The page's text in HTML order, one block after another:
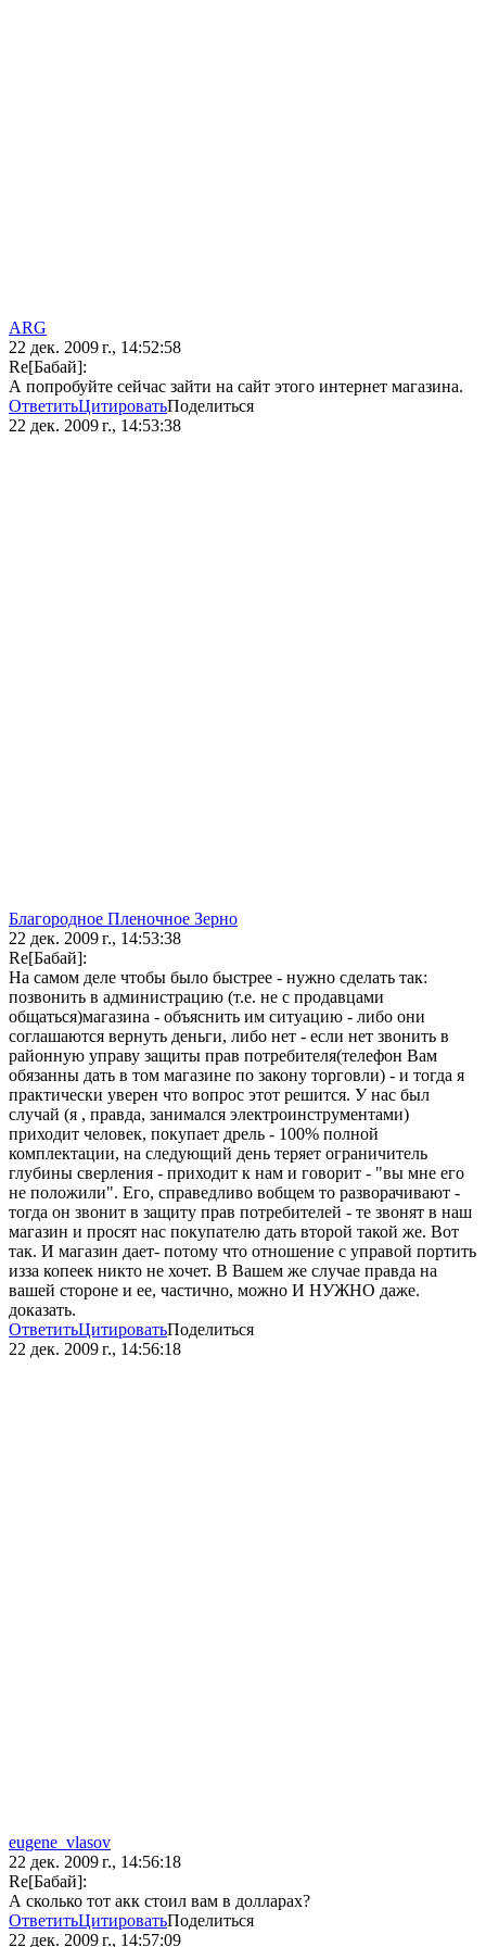
ARG
22 дек. 2009 г., 14:52:58
Re[Бaбай]:
А попробуйте сейчас зайти на сайт этого интернет магазина.
ОтветитьЦитироватьПоделиться
22 дек. 2009 г., 14:53:38
Благородное Пленочное Зерно
22 дек. 2009 г., 14:53:38
Re[Бaбай]:
На самом деле чтобы было быстрее - нужно сделать так:
позвонить в администрацию (т.е. не с продавцами
общаться)магазина - объяснить им ситуацию - либо они
соглашаются вернуть деньги, либо нет - если нет звонить в
районную управу защиты прав потребителя(телефон Вам
обязанны дать в том магазине по закону торговли) - и тогда я
практически уверен что вопрос этот решится. У нас был
случай (я , правда, занимался электроинструментами)
приходит человек, покупает дрель - 100% полной
комплектации, на следующий день теряет ограничитель
глубины сверления - приходит к нам и говорит - "вы мне его
не положили". Его, справедливо вобщем то разворачивают -
тогда он звонит в защиту прав потребителей - те звонят в наш
магазин и просят нас покупателю дать второй такой же. Вот
так. И магазин дает- потому что отношение с управой портить
изза копеек никто не хочет. В Вашем же случае правда на
вашей стороне и ее, частично, можно И НУЖНО даже.
доказать.
ОтветитьЦитироватьПоделиться
22 дек. 2009 г., 14:56:18
eugene_vlasov
22 дек. 2009 г., 14:56:18
Re[Бaбай]:
А сколько тот акк стоил вам в долларах?
ОтветитьЦитироватьПоделиться
22 дек. 2009 г., 14:57:09